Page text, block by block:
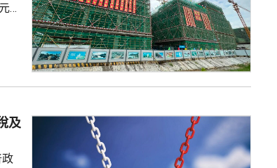
人
重
及